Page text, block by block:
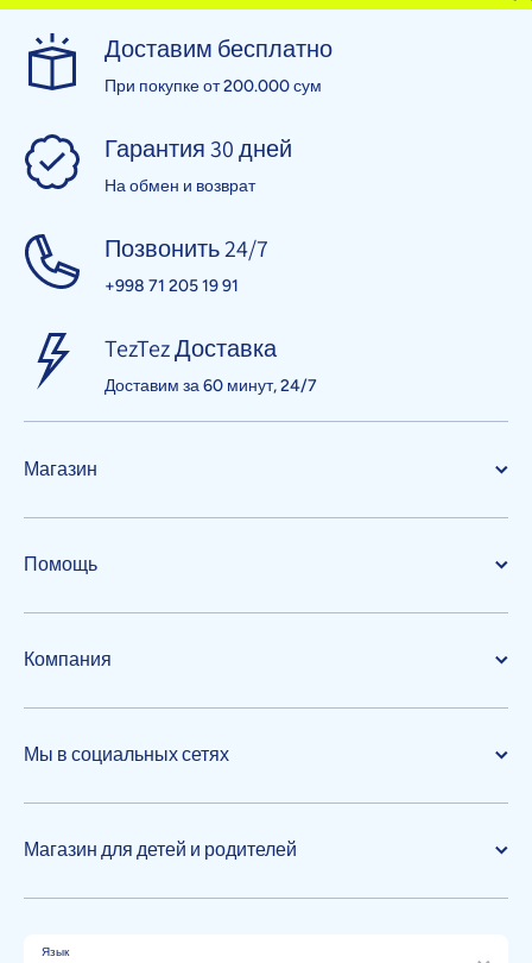
Доставим бесплатно
При покупке от 200.000 сум
Гарантия 30 дней
На обмен и возврат
Позвонить 24/7
+998 71 205 19 91
TezTez Доставка
Доставим за 60 минут, 24/7
Магазин
Помощь
Компания
Мы в социальных сетях
Магазин для детей и родителей
Язык